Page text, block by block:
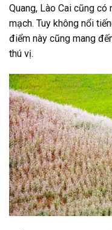
Quang, Lào Cai cũng
mạch. Tuy không nổi
điểm này cũng mang
thú vị.